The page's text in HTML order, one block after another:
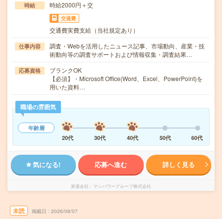
時給 時給2000円＋交
交通費
交通費実費支給（当社規定あり）
仕事内容
調査・Webを活用したニュース記事、市場動向、産業・技
術動向等の調査サポートおよび情報収集・調査結果…
応募資格
ブランクOK
【必須】・Microsoft Office(Word、Excel、PowerPoint)を
用いた資料…
職場の雰囲気
年齢層
20代
30代 40代 50代 60代
気になる! 応募へ進む 詳しく見る
派遣会社 マンパワーグループ株式会社
未読 掲載日 2026/08/07